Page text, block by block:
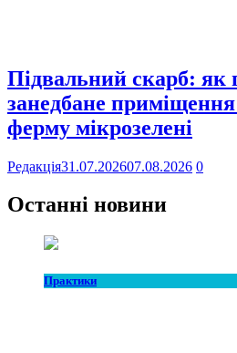
Підвальний скарб: як
занедбане
ферму мікрозелені
Редакція31.07.202607.08.2026 0
Останні новини
Практики